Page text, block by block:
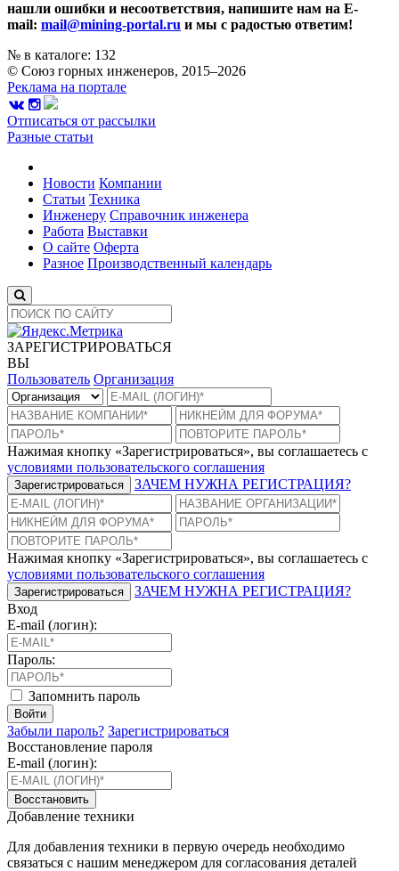
нашли ошибки и несоответствия, напишите нам на E-
mail: mail@mining-portal.ru и мы с радостью ответим!
№ в каталоге: 132
© Союз горных инженеров, 2015–2026
Реклама на портале
Отписаться от рассылки
Разные статьи
Новости Компании
Статьи Техника
Инженеру Справочник инженера
Работа Выставки
О сайте Оферта
Разное Производственный календарь
ЗАРЕГИСТРИРОВАТЬСЯ
ВЫ
Пользователь Организация
Нажимая кнопку «Зарегистрироваться», вы соглашаетесь с
условиями пользовательского соглашения
Зарегистрироваться ЗАЧЕМ НУЖНА РЕГИСТРАЦИЯ?
Нажимая кнопку «Зарегистрироваться», вы соглашаетесь с
условиями пользовательского соглашения
Зарегистрироваться
ЗАЧЕМ НУЖНА РЕГИСТРАЦИЯ?
Вход
E-mail (логин):
Пароль:
Запомнить пароль
Войти
Забыли пароль? Зарегистрироваться
Восстановление пароля
E-mail (логин):
Восстановить
Добавление техники
Для добавления техники в первую очередь необходимо
связаться с нашим менеджером для согласования деталей